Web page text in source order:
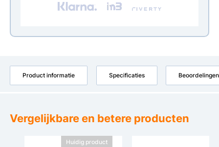
Product informatie Specificaties Beoordelingen
Vergelijkbare en betere producten
Huidig product